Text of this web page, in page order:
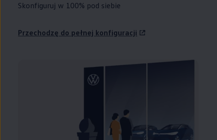
Skonfiguruj w 100% pod siebie
Przechodzę do pełnej konfiguracji